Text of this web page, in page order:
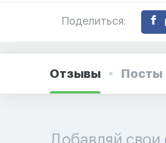
Поделиться:
Отзывы Посты
Добавляй свои